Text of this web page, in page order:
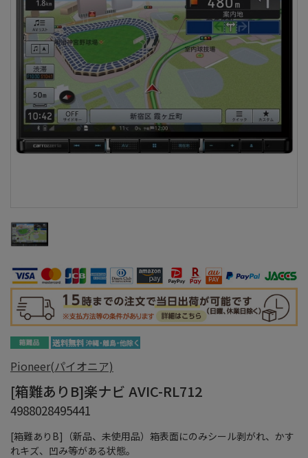
[箱難ありB]（新品、未使用品）箱表面にのみシール剥がれ、かす
れキズ、凹み等がある状態。
Pioneer(パイオニア)
[箱難ありB]楽ナビ AVIC-RL712
4988028495441